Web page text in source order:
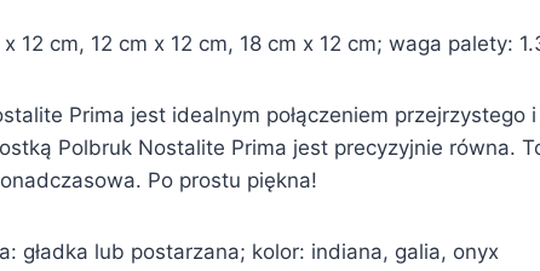
12 cm, 12 cm x 12 cm, 18 cm x 12 cm; waga palety:
Prima jest idealnym połączeniem przejrzystego
Polbruk Nostalite Prima jest precyzyjnie równa.
Po prostu piękna!
gładka lub postarzana; kolor: indiana, galia, onyx